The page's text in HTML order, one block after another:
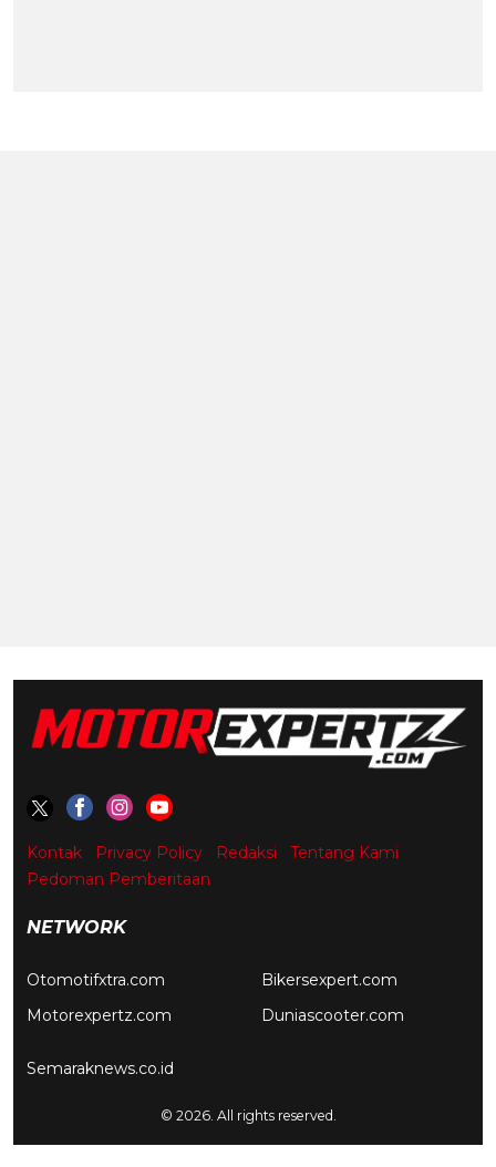
Kontak Privacy Policy Redaksi
Tentang Kami
Pedoman Pemberitaan
NETWORK
Otomotifxtra.com
Motorexpertz.com
Bikersexpert.com
Duniascooter.com
Semaraknews.co.id
© 2026. All rights reserved.